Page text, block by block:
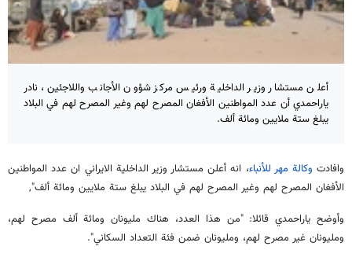
أعلن مستشار وزير الداخلية ورئيس مركز شؤون الأجانب واللاجئين، نادر
ياراحمدي أن عدد المواطنين الأفغان المصرح لهم وغير المصرح لهم في البلاد
يبلغ ستة ملايين ومائة ألف.
وافادت وكالة مهر للأنباء، انه أعلن مستشار وزير الداخلية الايراني ان عدد المواطنين
الأفغان المصرح لهم وغير المصرح لهم في البلاد يبلغ ستة ملايين ومائة ألف",
وأوضح ياراحمدي قائلا: "من هذا العدد، هناك مليونان ومائة ألف مصرح لهم،
ومليونان غير مصرح لهم، ومليونان ضمن فئة التعداد السكاني".